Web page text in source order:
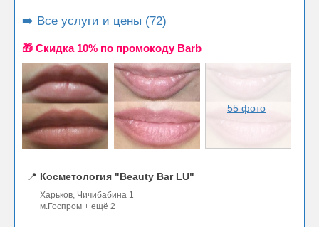
➡️ Все услуги и цены (72)
🎁 Cкидка 10% по промокоду Barb
55 фото
📍 Косметология "Beauty Bar LU"
Харьков, Чичибабина 1
м.Госпром + ещё 2